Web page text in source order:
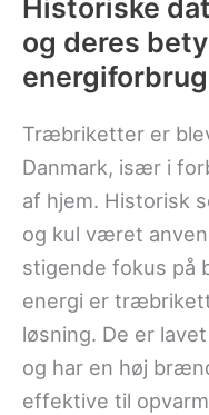
Historiske
og deres
Træbriketter er
Danmark, især i
af hjem. Historisk
og kul været
stigende fokus på
energi er
løsning. De er
og har en høj
effektive til